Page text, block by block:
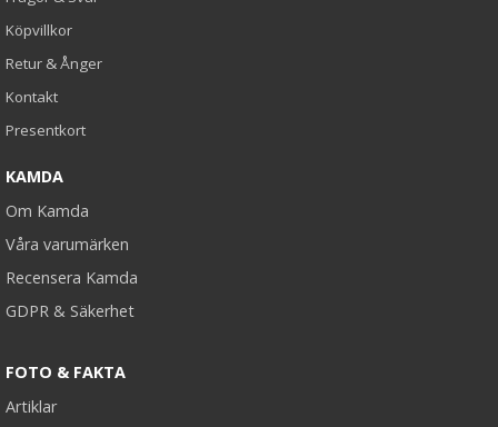
Köpvillkor
Retur & Ånger
Kontakt
Presentkort
KAMDA
Om Kamda
Våra varumärken
Recensera Kamda
GDPR & Säkerhet
FOTO & FAKTA
Artiklar